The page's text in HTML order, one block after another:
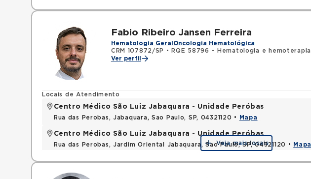
Fabio Ribeiro Jansen Ferreira
Hematologia Geral Oncologia Hematológica
CRM 107872/SP
•
RQE 58796 - Hematologia e hemoterapia
Ver perfil
Locais de Atendimento
Centro Médico São Luiz Jabaquara - Unidade Peróbas
Rua das Perobas, Jabaquara, Sao Paulo, SP, 04321120 • Mapa
Centro Médico São Luiz Jabaquara - Unidade Peróbas
Rua das Perobas, Jardim Oriental Jabaquara, Sao Paulo, SP, 04321120 • Mapa
Veja mais locais